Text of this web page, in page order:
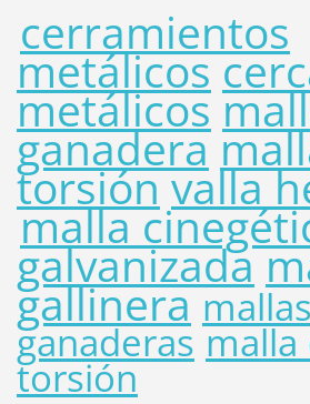
cerramientos
metálicos
metálicos
ganadera
torsiónvalla
malla
galvanizada
gallinera mallas
ganaderas malla
torsión